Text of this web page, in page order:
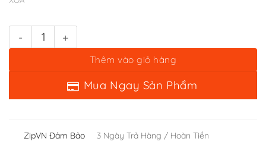
ZipVN Đảm Bảo 3 Ngày Trả Hàng / Hoàn Tiền